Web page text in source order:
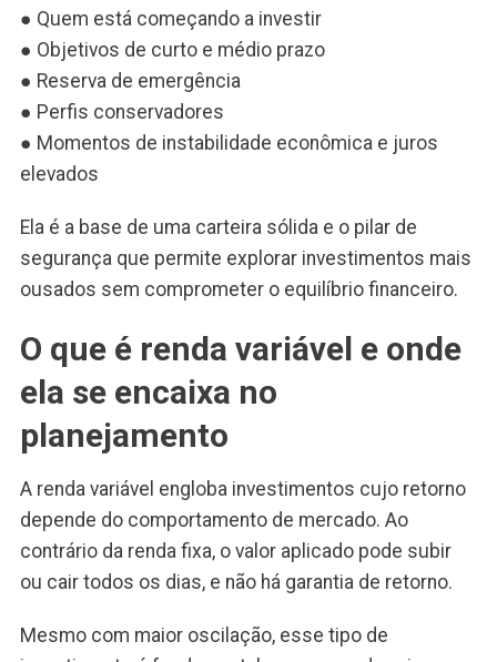
● Quem está começando a investir
● Objetivos de curto e médio prazo
● Reserva de emergência
● Perfis conservadores
● Momentos de instabilidade econômica e juros
elevados
Ela é a base de uma carteira sólida e o pilar de
segurança que permite explorar investimentos mais
ousados sem comprometer o equilíbrio financeiro.
O que é renda variável e onde
ela se encaixa no
planejamento
A renda variável engloba investimentos cujo retorno
depende do comportamento de mercado. Ao
contrário da renda fixa, o valor aplicado pode subir
ou cair todos os dias, e não há garantia de retorno.
Mesmo com maior oscilação, esse tipo de